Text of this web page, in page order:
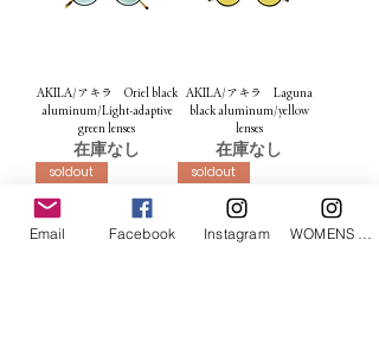
AKILA/アキラ Oriel black
aluminum/Light-adaptive
green lenses
在庫なし
AKILA/アキラ Laguna
black aluminum/yellow
lenses
在庫なし
soldout soldout
Email Facebook Instagram